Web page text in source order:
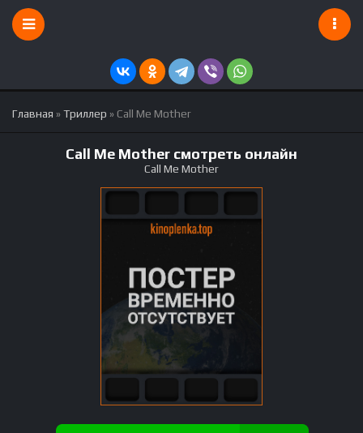
Главная »Триллер » Call Me Mother
Call Me Mother смотреть онлайн
Call Me Mother